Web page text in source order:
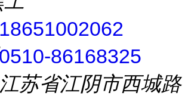
18651002062
86168325
苏省江阴市西城路